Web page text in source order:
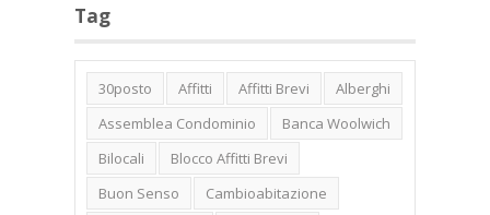
Tag
30posto Affitti Affitti Brevi
Alberghi
Assemblea Condominio
Banca Woolwich
Bilocali
Blocco Affitti Brevi
Buon Senso
Cambioabitazione